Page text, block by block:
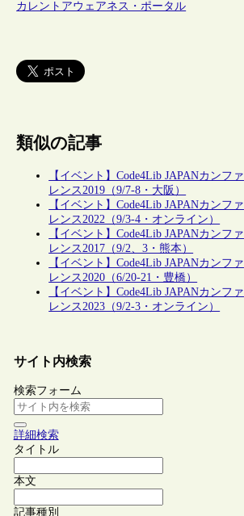
カレントアウェアネス・ポータル
類似の記事
【イベント】Code4Lib JAPANカンファ
レンス2019（9/7-8・大阪）
【イベント】Code4Lib JAPANカンファ
レンス2022（9/3-4・オンライン）
【イベント】Code4Lib JAPANカンファ
レンス2017（9/2、3・熊本）
【イベント】Code4Lib JAPANカンファ
レンス2020（6/20-21・豊橋）
【イベント】Code4Lib JAPANカンファ
レンス2023（9/2-3・オンライン）
サイト内検索
検索フォーム
詳細検索
タイトル
本文
記事種別